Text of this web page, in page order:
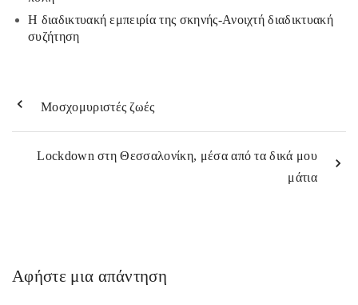
Η διαδικτυακή εμπειρία της σκηνής-Ανοιχτή διαδικτυακή
συζήτηση
Μοσχομυριστές ζωές
Lockdown στη Θεσσαλονίκη, μέσα από τα δικά μου
μάτια
Αφήστε μια απάντηση